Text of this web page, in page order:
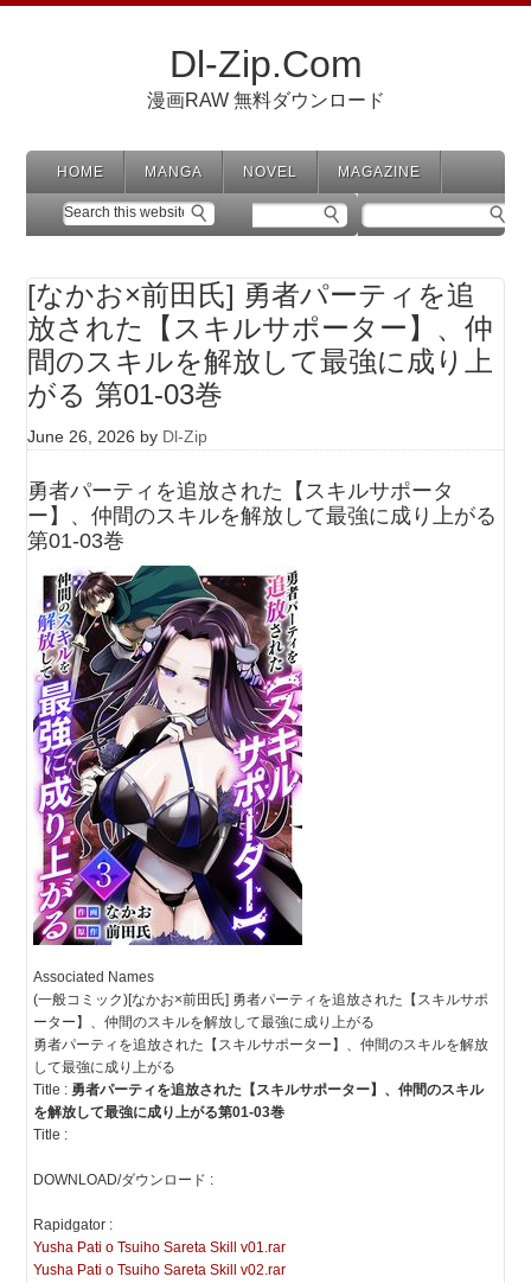
Dl-Zip.Com
漫画RAW 無料ダウンロード
HOME MANGA NOVEL MAGAZINE
[なかお×前田氏] 勇者パーティを追
放された【スキルサポーター】、仲
間のスキルを解放して最強に成り上
がる 第01-03巻
June 26, 2026 by Dl-Zip
勇者パーティを追放された【スキルサポータ
ー】、仲間のスキルを解放して最強に成り上がる
第01-03巻
Associated Names
(一般コミック)[なかお×前田氏] 勇者パーティを追放された【スキルサポ
ーター】、仲間のスキルを解放して最強に成り上がる
勇者パーティを追放された【スキルサポーター】、仲間のスキルを解放
して最強に成り上がる
Title : 勇者パーティを追放された【スキルサポーター】、仲間のスキル
を解放して最強に成り上がる第01-03巻
Title :
DOWNLOAD/ダウンロード :
Rapidgator :
Yusha Pati o Tsuiho Sareta Skill v01.rar
Yusha Pati o Tsuiho Sareta Skill v02.rar